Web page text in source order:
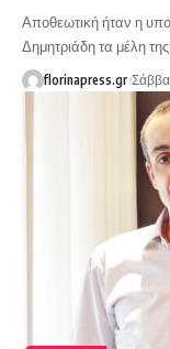
Αποθεωτική ήταν η
Δημητριάδη τα μέλη
florinapress.gr